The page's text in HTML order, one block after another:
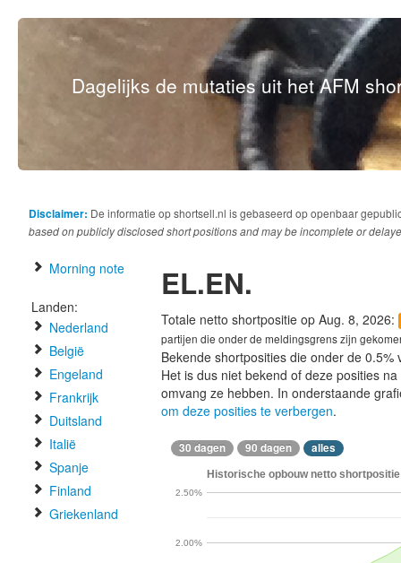
Dagelijks de mutaties uit het AFM
Disclaimer: De informatie op shortsell.nl is gebaseerd op openbaar
based on publicly disclosed short positions and may be incomplete or
Morning note
Landen:
Nederland
België
Engeland
Frankrijk
Duitsland
Italië
Spanje
Finland
Griekenland
EL.EN.
Totale netto shortpositie op Aug. 8, 2026:
partijen die onder de meldingsgrens zijn
Bekende shortposities die onder de
Het is dus niet bekend of deze posities
omvang ze hebben. In onderstaande
om deze posities te verbergen.
30 dagen 90 dagen alles
Historische opbouw netto
2.00%
2.50%